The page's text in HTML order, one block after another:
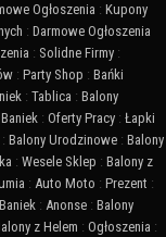
Ogłoszenia : Kupony
: Darmowe Ogłoszenia
: Solidne Firmy :
: Party Shop : Bańki
: Tablica : Balony
: Oferty Pracy : Łapki
: Balony Urodzinowe : Balony
: Wesele Sklep : Balony z
: Auto Moto : Prezent :
: Anonse : Balony
z Helem : Ogłoszenia :